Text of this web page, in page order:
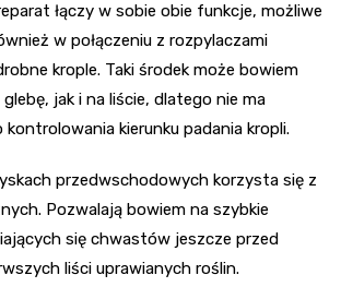
łączy w sobie obie funkcje, możliwe
w połączeniu z rozpylaczami
krople. Taki środek może bowiem
jak i na liście, dlatego nie ma
kontrolowania kierunku padania kropli.
przedwschodowych korzysta się z
Pozwalają bowiem na szybkie
się chwastów jeszcze przed
liści uprawianych roślin.